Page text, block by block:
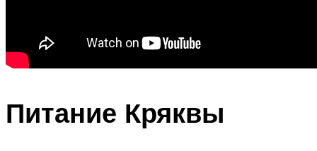
Питание Кряквы